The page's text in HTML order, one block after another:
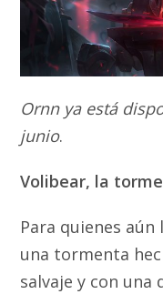
Ornn ya está
junio.
Volibear, la
Para quienes
una tormenta
salvaje y con